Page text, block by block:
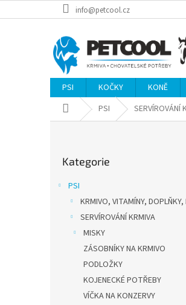
na
info@petcool.cz
PSI KOČKY KONĚ
Domů PSI SERVÍROVÁNÍ
kategorie
Kategorie
PSI
KRMIVO, VITAMÍNY, DOPLŇKY,
SERVÍROVÁNÍ KRMIVA
MISKY
ZÁSOBNÍKY NA KRMIVO
PODLOŽKY
KOJENECKÉ POTŘEBY
VÍČKA NA KONZERVY